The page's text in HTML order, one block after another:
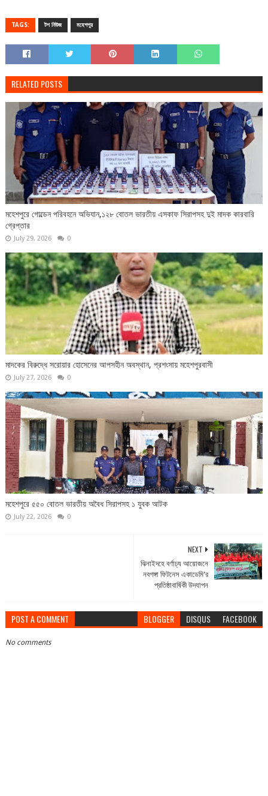
TAGS: টপ নিউজ মহেশপুর
RELATED POSTS
মহেশপুরে গোল্ডেন পরিবহনে অভিযান,১২৮ বোতল ভারতীয় এসকাফ সিরাপসহ দুই মাদক কারবারি
গ্রেপ্তার
July 29, 2026 0
মাদকের বিরুদ্ধে সরোয়ার হোসেনের আপসহীন অবস্থান, প্রশংসায় মহেশপুরবাসী
July 27, 2026 0
‎মহেশপুরে ৫৫০ বোতল ভারতীয় অবৈধ সিরাপসহ ১ যুবক আটক ‎
July 22, 2026 0
NEXT
ঝিনাইদহে বর্ণাঢ্য আয়োজনে
নবগঙ্গা ফিটনেস একাডেমি'র
প্রতিষ্ঠাবার্ষিকী উদযাপন
POST A COMMENT BLOGGER DISQUS FACEBOOK
No comments